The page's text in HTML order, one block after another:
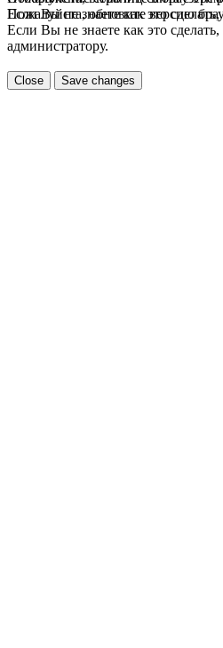
Если Вы не знаете как это
Пожалуйста, обновите версию
Если Вы не знаете как это
администратору.
Close Save changes